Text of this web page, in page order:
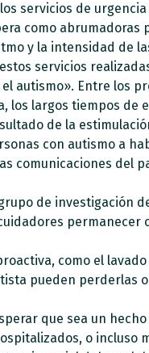
servicios de
como
y la intensidad de
servicios
autismo». Entre los
los largos tiempos de
de la
con autismo a
comunicaciones del
de investigación
permanecer
como el
pueden perderlas
que sea un
o incluso